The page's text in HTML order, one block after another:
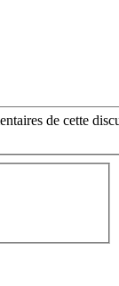
de cette